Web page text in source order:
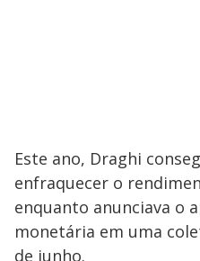
Este ano, Draghi
enfraquecer o
enquanto anunciava o
monetária em uma
de junho.